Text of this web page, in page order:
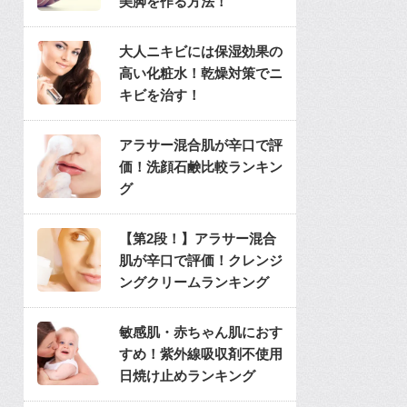
大人ニキビには保湿効果の
高い化粧水！乾燥対策でニ
キビを治す！
アラサー混合肌が辛口で評
価！洗顔石鹸比較ランキン
グ
【第2段！】アラサー混合
肌が辛口で評価！クレンジ
ングクリームランキング
敏感肌・赤ちゃん肌におす
すめ！紫外線吸収剤不使用
日焼け止めランキング